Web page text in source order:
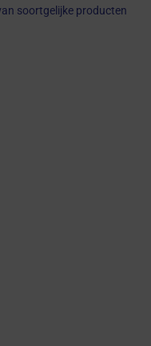
soortgelijke producten